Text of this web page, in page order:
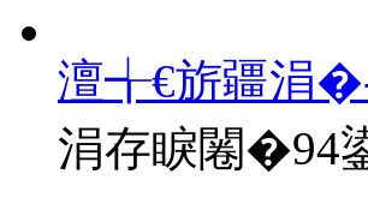
澶╅€旂疆涓
涓存睙闂�94